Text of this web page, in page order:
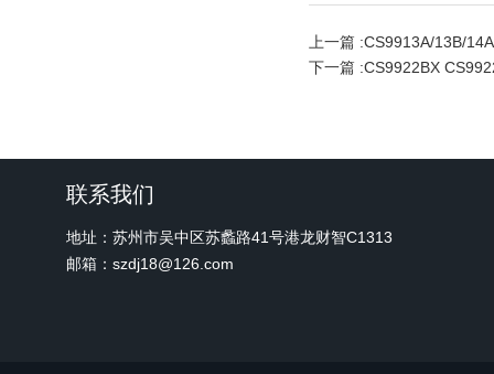
上一篇 :CS9913A/13B/
下一篇 :CS9922BX
联系我们
地址：苏州市吴中区苏蠡路41号港龙财智C1313
邮箱：szdj18@126.com